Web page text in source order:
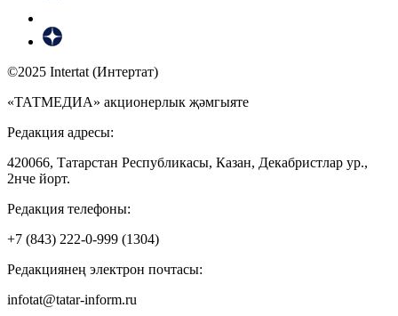
©2025 Intertat (Интертат)
«ТАТМЕДИА» акционерлык җәмгыяте
Редакция адресы:
420066, Татарстан Республикасы, Казан, Декабристлар ур.,
2нче йорт.
Редакция телефоны:
+7 (843) 222-0-999 (1304)
Редакциянең электрон почтасы:
infotat@tatar-inform.ru